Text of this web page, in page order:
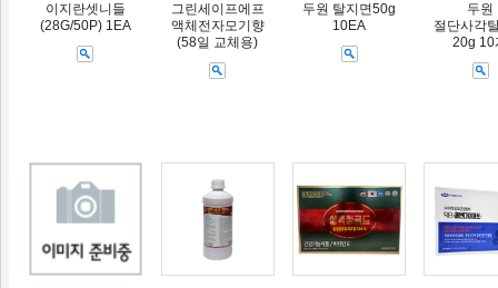
이지란셋니들
(28G/50P) 1EA
그린세이프에프
액체전자모기향
(58일 교체용)
두원 탈지면50g
10EA
두원
절단사각
20g 10